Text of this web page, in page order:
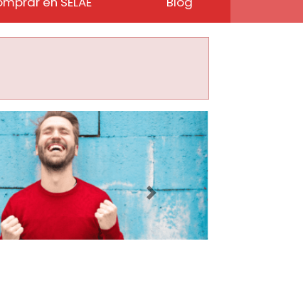
Imagen siguiente